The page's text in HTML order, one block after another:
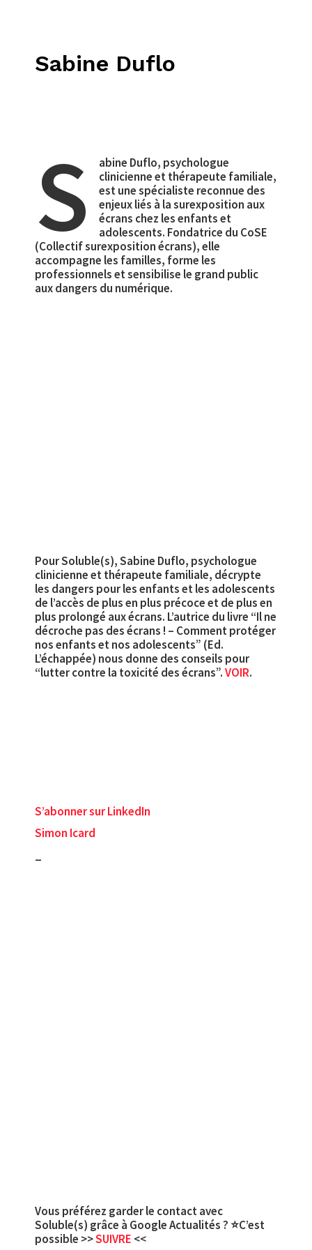
Sabine Duflo
S
abine Duflo, psychologue
clinicienne et thérapeute familiale,
est une spécialiste reconnue des
enjeux liés à la surexposition aux
écrans chez les enfants et
adolescents. Fondatrice du CoSE
(Collectif surexposition écrans), elle
accompagne les familles, forme les
professionnels et sensibilise le grand public
aux dangers du numérique.
Pour Soluble(s), Sabine Duflo, psychologue
clinicienne et thérapeute familiale, décrypte
les dangers pour les enfants et les adolescents
de l’accès de plus en plus précoce et de plus en
plus prolongé aux écrans. L’autrice du livre “Il ne
décroche pas des écrans ! – Comment protéger
nos enfants et nos adolescents” (Ed.
L’échappée) nous donne des conseils pour
“lutter contre la toxicité des écrans”.VOIR.
S’abonner sur LinkedIn
Simon Icard
Vous préférez garder le contact avec
Soluble(s) grâce à Google Actualités ? ⭐C’est
possible >>SUIVRE <<